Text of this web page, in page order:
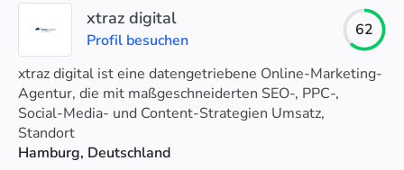
xtraz digital
Profil besuchen
62
xtraz digital ist eine datengetriebene Online-Marketing-
Agentur, die mit maßgeschneiderten SEO-, PPC-,
Social-Media- und Content-Strategien Umsatz,
Engagement und ROI ihrer Kunden steigert.
Standort
Hamburg, Deutschland